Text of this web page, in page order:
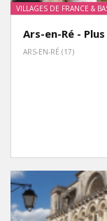
VILLAGES DE FRANCE &
Ars-en-Ré -
ARS-EN-RÉ (17)